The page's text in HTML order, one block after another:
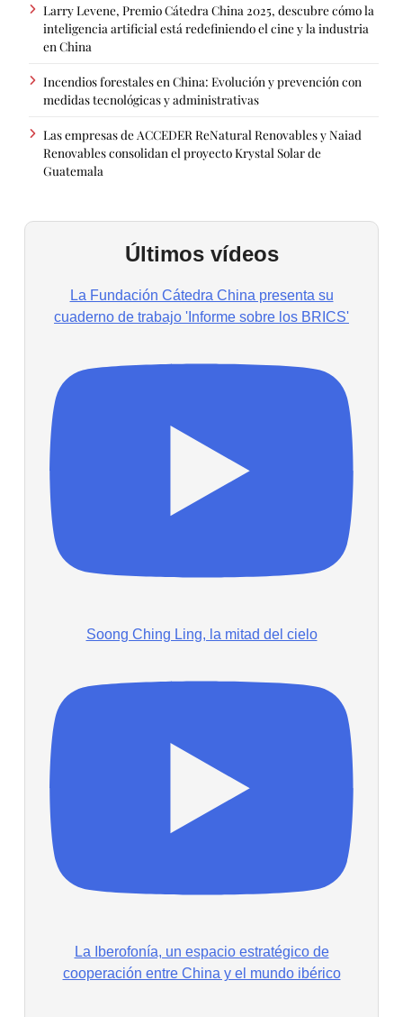
Larry Levene, Premio Cátedra China 2025, descubre cómo la
inteligencia artificial está redefiniendo el cine y la industria
en China
Incendios forestales en China: Evolución y prevención con
medidas tecnológicas y administrativas
Las empresas de ACCEDER ReNatural Renovables y Naiad
Renovables consolidan el proyecto Krystal Solar de
Guatemala
Últimos vídeos
La Fundación Cátedra China presenta su
cuaderno de trabajo 'Informe sobre los BRICS'
Soong Ching Ling, la mitad del cielo
La Iberofonía, un espacio estratégico de
cooperación entre China y el mundo ibérico